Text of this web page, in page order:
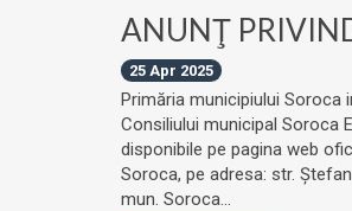
ANUNŢ
25 Apr 2025
Primăria municipiului
Consiliului municipal Soroca
disponibile pe pagina web
Soroca, pe adresa: str.
mun. Soroca...